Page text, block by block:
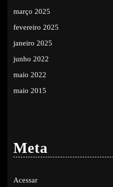
março 2025
fevereiro 2025
janeiro 2025
junho 2022
maio 2022
maio 2015
Meta
Acessar